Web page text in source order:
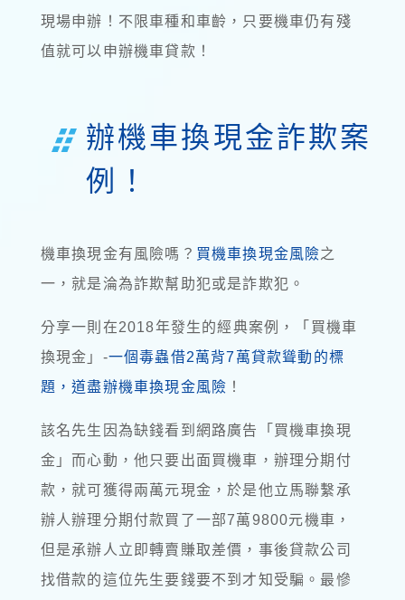
現場申辦！不限車種和車齡，只要機車仍有殘
值就可以申辦機車貸款！
辦機車換現金詐欺案
例！
機車換現金有風險嗎？ 買機車換現金風險之
一，就是淪為詐欺幫助犯或是詐欺犯。
分享一則在2018年發生的經典案例，「買機車
換現金」-一個毒蟲借2萬背7萬貸款聳動的標
題，道盡辦機車換現金風險 ！
該名先生因為缺錢看到網路廣告「買機車換現
金」而心動，他只要出面買機車，辦理分期付
款，就可獲得兩萬元現金，於是他立馬聯繫承
辦人辦理分期付款買了一部7萬9800元機車，
但是承辦人立即轉賣賺取差價，事後貸款公司
找借款的這位先生要錢要不到才知受騙。最慘